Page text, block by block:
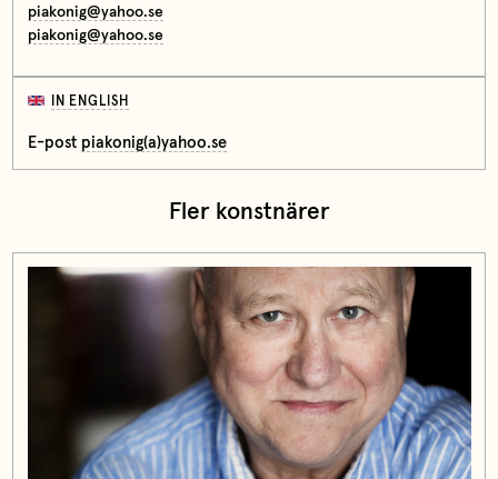
piakonig@yahoo.se
piakonig@yahoo.se
IN ENGLISH
E-post piakonig(a)yahoo.se
Fler konstnärer